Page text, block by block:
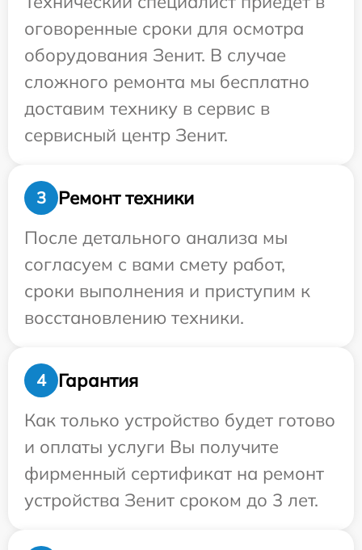
оговоренные сроки для осмотра
оборудования Зенит. В случае
сложного ремонта мы бесплатно
доставим технику в сервис в
сервисный центр Зенит.
3
Ремонт техники
После детального анализа мы
согласуем с вами смету работ,
сроки выполнения и приступим к
восстановлению техники.
4
Гарантия
Как только устройство будет готово
и оплаты услуги Вы получите
фирменный сертификат на ремонт
устройства Зенит сроком до 3 лет.